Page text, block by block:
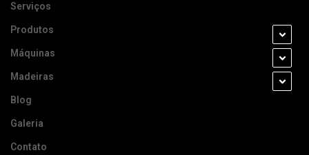
Serviços
Produtos
Máquinas
Madeiras
Blog
Galeria
Contato